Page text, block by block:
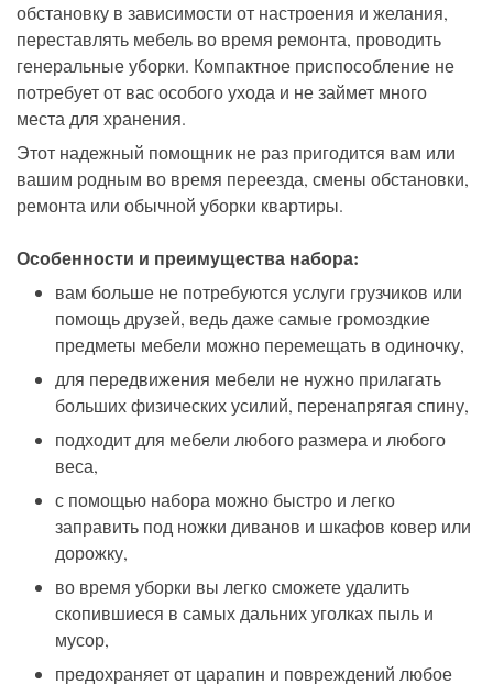
обстановку в зависимости от настроения и желания,
переставлять мебель во время ремонта, проводить
генеральные уборки. Компактное приспособление не
потребует от вас особого ухода и не займет много
места для хранения.
Этот надежный помощник не раз пригодится вам или
вашим родным во время переезда, смены обстановки,
ремонта или обычной уборки квартиры.
Особенности и преимущества набора:
вам больше не потребуются услуги грузчиков или
помощь друзей, ведь даже самые громоздкие
предметы мебели можно перемещать в одиночку,
для передвижения мебели не нужно прилагать
больших физических усилий, перенапрягая спину,
подходит для мебели любого размера и любого
веса,
с помощью набора можно быстро и легко
заправить под ножки диванов и шкафов ковер или
дорожку,
во время уборки вы легкосможете удалить
скопившиеся в самых дальних уголках пыль и
мусор,
предохраняет от царапин и повреждений любое